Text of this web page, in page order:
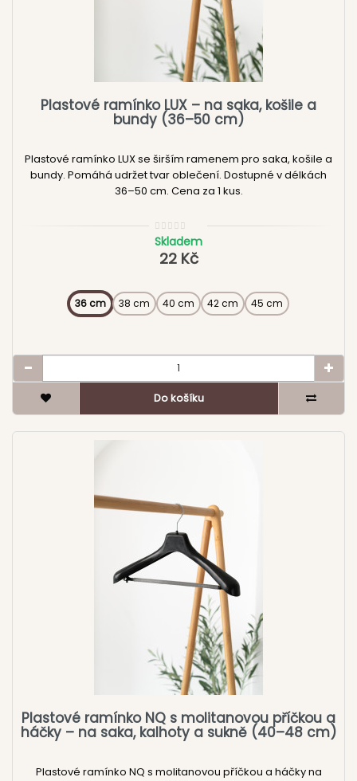
Plastové ramínko LUX – na saka, košile a
bundy (36–50 cm)
Plastové ramínko LUX se širším ramenem pro saka, košile a
bundy. Pomáhá udržet tvar oblečení. Dostupné v délkách
36–50 cm. Cena za 1 kus.
Skladem
22 Kč
36 cm 38 cm 40 cm 42 cm 45 cm
Do košíku
Plastové ramínko NQ s molitanovou příčkou a
háčky – na saka, kalhoty a sukně (40–48 cm)
Plastové ramínko NQ s molitanovou příčkou a háčky na